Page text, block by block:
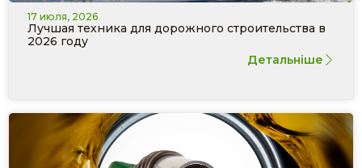
17 июля, 2026
Лучшая техника для дорожного строительства в
2026 году
Детальніше